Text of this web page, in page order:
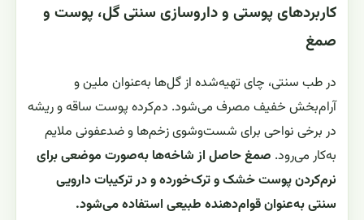
کاربردهای پوستی و داروسازی سنتی گل، پوست و
صمغ
در طب سنتی، چای تهیه‌شده از گل‌ها به‌عنوان ملین و
آرام‌بخش خفیف مصرف می‌شود. دم‌کرده پوست ساقه و ریشه
در برخی نواحی برای شست‌وشوی زخم‌ها و ضدعفونی ملایم
به‌کار می‌رود. صمغ حاصل از شاخه‌ها به‌صورت موضعی برای
نرم‌کردن پوست خشک و ترک‌خورده و در ترکیبات دارویی
سنتی به‌عنوان قوام‌دهنده طبیعی استفاده می‌شود.